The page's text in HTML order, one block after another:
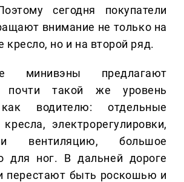
сегодня покупатели
внимание не только на
кресло, но и на второй ряд.
минивэны предлагают
почти такой же уровень
водителю: отдельные
электрорегулировки,
вентиляцию, большое
для ног. В дальней дороге
перестают быть роскошью и